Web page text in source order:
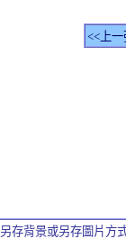
<<上一
存背景或另存圖片方